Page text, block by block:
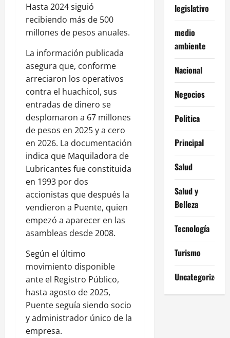
Hasta 2024 siguió
recibiendo más de 500
millones de pesos anuales.
La información publicada
asegura que, conforme
arreciaron los operativos
contra el huachicol, sus
entradas de dinero se
desplomaron a 67 millones
de pesos en 2025 y a cero
en 2026. La documentación
indica que Maquiladora de
Lubricantes fue constituida
en 1993 por dos
accionistas que después la
vendieron a Puente, quien
empezó a aparecer en las
asambleas desde 2008.
Según el último
movimiento disponible
ante el Registro Público,
hasta agosto de 2025,
Puente seguía siendo socio
y administrador único de la
empresa.
legislativo
medio
ambiente
Nacional
Negocios
Politica
Principal
Salud
Salud y
Belleza
Tecnología
Turismo
Uncategorized